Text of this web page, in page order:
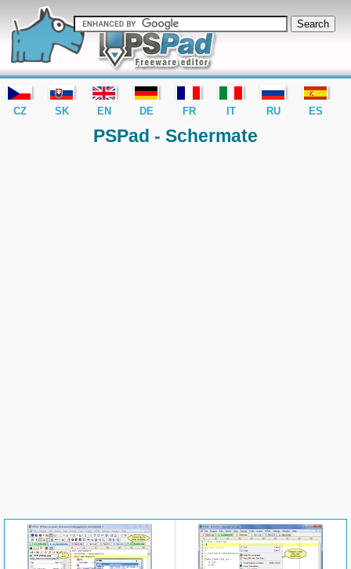
editor PSPad - freeware editor
PSPad - Schermate
CZ SK EN DE FR IT RU ES